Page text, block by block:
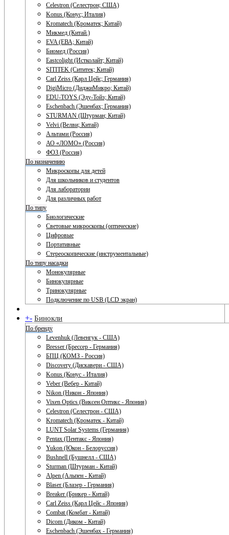
Celestron (Селестрон; США)
Konus (Конус; Италия)
Kromatech (Кроматек; Китай)
Микмед (Китай.)
EVA (ЕВА; Китай)
Биомед (Россия)
Eastcolight (Истколайт; Китай)
SITITEK (Сититек; Китай)
Carl Zeiss (Карл Цейс; Германия)
DigiMicro (ДиджиМикро; Китай)
EDU-TOYS (Эду-Тойз; Китай)
Eschenbach (Эшенбах; Германия)
STURMAN (Штурман; Китай)
Velvi (Велви; Китай)
Альтами (Россия)
АО «ЛОМО» (Россия)
ФОЗ (Россия)
По назначению
Микроскопы для детей
Для школьников и студентов
Для лаборатории
Для различных работ
По типу
Биологические
Световые микроскопы (оптические)
Цифровые
Портативные
Стереоскопические (инструментальные)
По типу насадки
Монокулярные
Бинокулярные
Тринокулярные
Подключение по USB (LCD экран)
+- Бинокли
По бренду
Levenhuk (Левенгук - США)
Bresser (Брессер - Германия)
БПЦ (КОМЗ - Россия)
Discovery (Дискавери - США)
Konus (Конус - Италия)
Veber (Вебер - Китай)
Nikon (Никон - Япония)
Vixen Optics (Виксен Оптикс - Япония)
Celestron (Селестрон - США)
Kromatech (Кроматек - Китай)
LUNT Solar Systems (Германия)
Pentax (Пентакс - Япония)
Yukon (Юкон - Белоруссия)
Bushnell (Бушнелл - США)
Sturman (Штурман - Китай)
Alpen (Альпен - Китай)
Blaser (Блазер - Германия)
Breaker (Брикер - Китай)
Carl Zeiss (Карл Цейс - Япония)
Combat (Комбат - Китай)
Dicom (Диком - Китай)
Eschenbach (Эшенбах - Германия)